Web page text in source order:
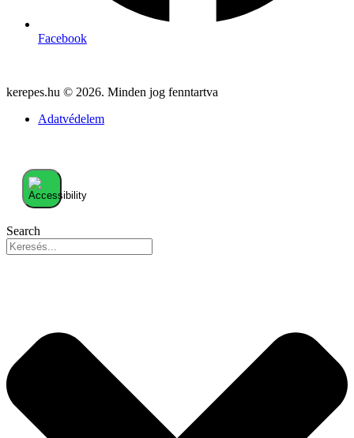
Facebook
kerepes.hu © 2026. Minden jog fenntartva
Adatvédelem
Search